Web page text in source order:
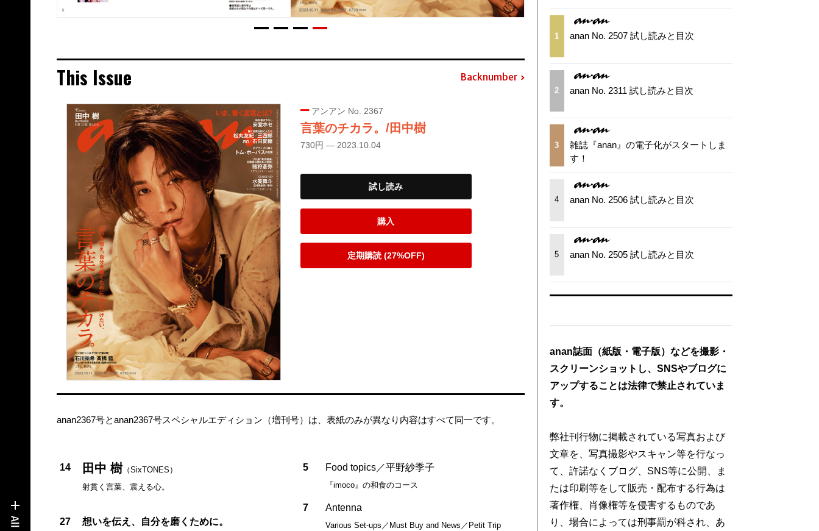
This Issue Backnumber
アンアン No. 2367
言葉のチカラ。/田中樹
730円 — 2023.10.04
試し読み
購入
定期購読 (27%OFF)
anan2367号とanan2367号スペシャルエディション（増刊号）は、表紙のみが異なり内容はすべて同一です。
14 田中 樹（SixTONES）
射貫く言葉、震える心。
27
想いを伝え、自分を磨くために。
5 Food topics／平野紗季子
『imoco』の和食のコース
7 Antenna
Various Set-ups／Must Buy and News／Petit Trip
1 anan No. 2507 試し読みと目次
2 anan No. 2311 試し読みと目次
3
雑誌『anan』の電子化がスタートしま
す！
4 anan No. 2506 試し読みと目次
5 anan No. 2505 試し読みと目次
anan誌面（紙版・電子版）などを撮影・
スクリーンショットし、SNSやブログに
アップすることは法律で禁止されていま
す。
弊社刊行物に掲載されている写真および
文章を、写真撮影やスキャン等を行なっ
て、許諾なくブログ、SNS等に公開、ま
たは印刷等をして販売・配布する行為は
著作権、肖像権等を侵害するものであ
り、場合によっては刑事罰が科され、あ